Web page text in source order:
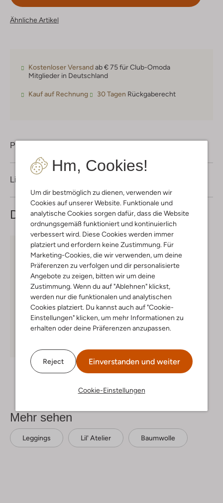
Hm, Cookies!
Um dir bestmöglich zu dienen, verwenden wir
Cookies auf unserer Website. Funktionale und
analytische Cookies sorgen dafür, dass die Website
ordnungsgemäß funktioniert und kontinuierlich
verbessert wird. Diese Cookies werden immer
platziert und erfordern keine Zustimmung. Für
Marketing-Cookies, die wir verwenden, um deine
Präferenzen zu verfolgen und dir personalisierte
Angebote zu zeigen, bitten wir um deine
Zustimmung. Wenn du auf "Ablehnen" klickst,
werden nur die funktionalen und analytischen
Cookies platziert. Du kannst auch auf "Cookie-
Einstellungen" klicken, um mehr Informationen zu
erhalten oder deine Präferenzen anzupassen.
Reject Einverstanden und weiter
Cookie-Einstellungen
Ähnliche Artikel
Kostenloser Versandab € 75 für Club-Omoda
Mitglieder in Deutschland
Kauf auf Rechnung 30 Tagen Rückgaberecht
Produktinformation
Lieferung & Rückgabe
Das könnte dir auch gefallen
-50%
Lil' Atelier
Strampler
Mehr sehen
Leggings Lil' Atelier Baumwolle